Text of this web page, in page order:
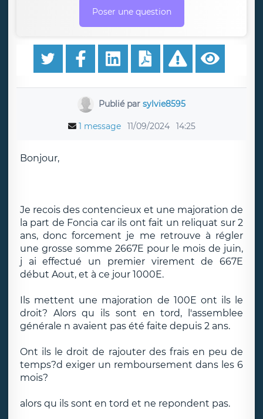
Poser une question
Publié par sylvie8595
1 message 11/09/2024 14:25
Bonjour,
Je recois des contencieux et une majoration de
la part de Foncia car ils ont fait un reliquat sur 2
ans, donc forcement je me retrouve à régler
une grosse somme 2667E pour le mois de juin,
j ai effectué un premier virement de 667E
début Aout, et à ce jour 1000E.
Ils mettent une majoration de 100E ont ils le
droit? Alors qu ils sont en tord, l'assemblee
générale n avaient pas été faite depuis 2 ans.
Ont ils le droit de rajouter des frais en peu de
temps?d exiger un remboursement dans les 6
mois?
alors qu ils sont en tord et ne repondent pas.